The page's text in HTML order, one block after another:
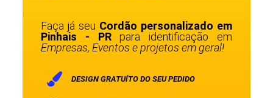
Faça já seu Cordão personalizado em
Pinhais - PRpara identificação em
Empresas, Eventos e projetos em geral!
DESIGN GRATUÍTO DO SEU PEDIDO